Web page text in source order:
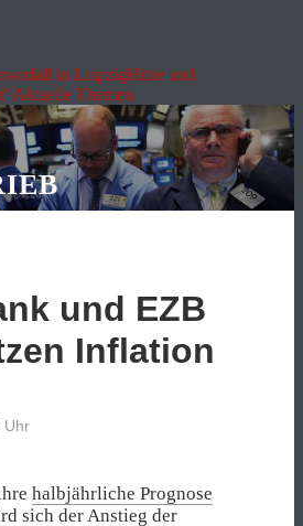
in LeipzigHitze und
Aktuelle Themen
und EZB
Inflation
Uhr
halbjährliche Prognose
sich der Anstieg der